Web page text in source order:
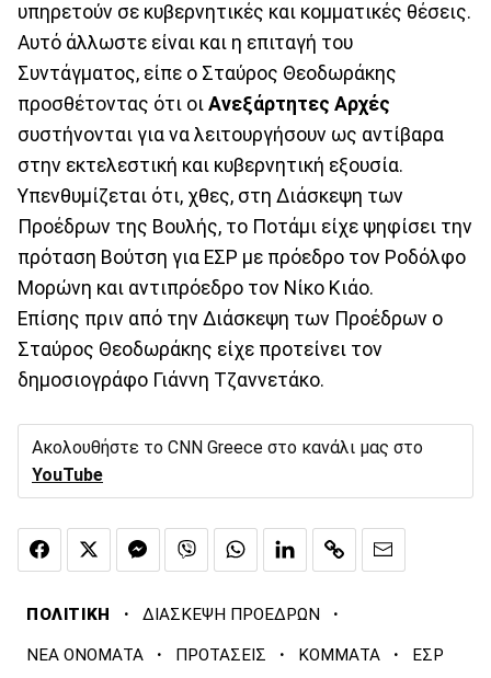
υπηρετούν σε κυβερνητικές και κομματικές θέσεις.
Αυτό άλλωστε είναι και η επιταγή του
Συντάγματος, είπε ο Σταύρος Θεοδωράκης
προσθέτοντας ότι οι Ανεξάρτητες Αρχές
συστήνονται για να λειτουργήσουν ως αντίβαρα
στην εκτελεστική και κυβερνητική εξουσία.
Υπενθυμίζεται ότι, χθες, στη Διάσκεψη των
Προέδρων της Βουλής, το Ποτάμι είχε ψηφίσει την
πρόταση Βούτση για ΕΣΡ με πρόεδρο τον Ροδόλφο
Μορώνη και αντιπρόεδρο τον Νίκο Κιάο.
Επίσης πριν από την Διάσκεψη των Προέδρων ο
Σταύρος Θεοδωράκης είχε προτείνει τον
δημοσιογράφο Γιάννη Τζαννετάκο.
Ακολουθήστε το CNN Greece στο κανάλι μας στο
YouTube
ΠΟΛΙΤΙΚΗ · ΔΙΑΣΚΕΨΗ ΠΡΟΕΔΡΩΝ ·
ΝΕΑ ΟΝΟΜΑΤΑ · ΠΡΟΤΑΣΕΙΣ · ΚΟΜΜΑΤΑ · ΕΣΡ